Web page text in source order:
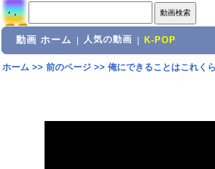
動画 ホーム 人気の動画 K-POP
ホーム>> 前のページ>> 俺にできることはこれく